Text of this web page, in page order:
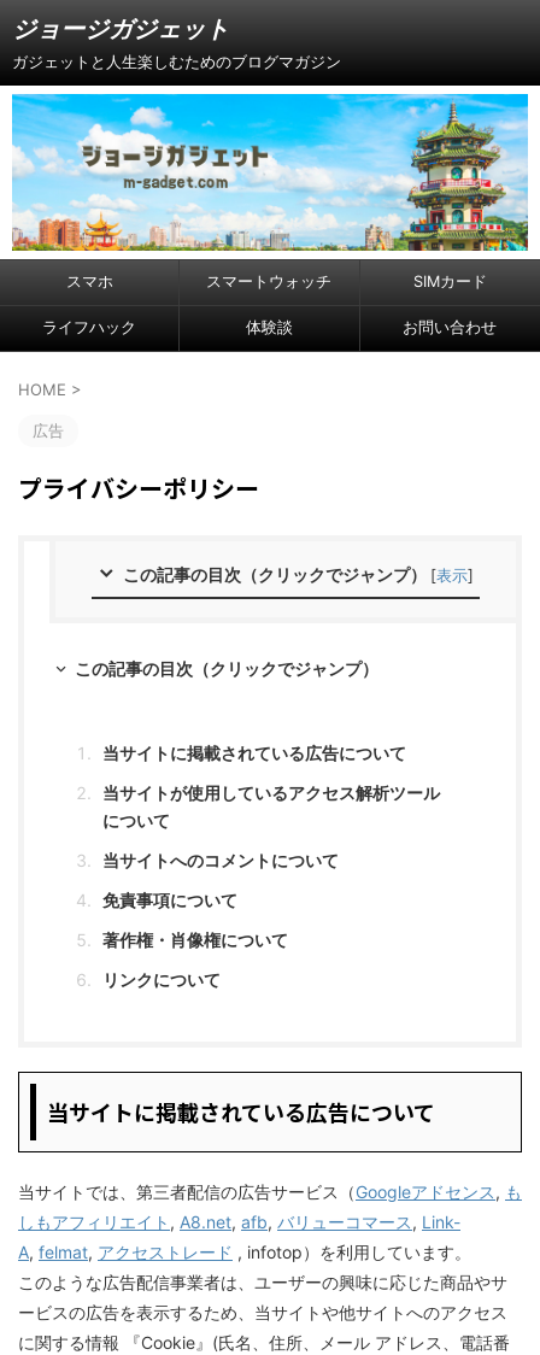
ジョージガジェット
ガジェットと人生楽しむためのブログマガジン
スマホ スマートウォッチ SIMカード
ライフハック 体験談 お問い合わせ
HOME >
広告
プライバシーポリシー
この記事の目次（クリックでジャンプ） [表示]
この記事の目次（クリックでジャンプ）
当サイトに掲載されている広告について
当サイトが使用しているアクセス解析ツール
について
当サイトへのコメントについて
免責事項について
著作権・肖像権について
リンクについて
当サイトに掲載されている広告について
当サイトでは、第三者配信の広告サービス（Googleアドセンス, も
しもアフィリエイト , A8.net, afb, バリューコマース, Link-
A, felmat, アクセストレード , infotop）を利用しています。
このような広告配信事業者は、ユーザーの興味に応じた商品やサ
ービスの広告を表示するため、当サイトや他サイトへのアクセス
に関する情報 『Cookie』(氏名、住所、メール アドレス、電話番